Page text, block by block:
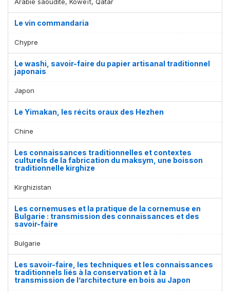
Le vin commandaria
Chypre
Le washi, savoir-faire du papier artisanal traditionnel
japonais
Japon
Le Yimakan, les récits oraux des Hezhen
Chine
Les connaissances traditionnelles et contextes
culturels de la fabrication du maksym, une boisson
traditionnelle kirghize
Kirghizistan
Les cornemuses et la pratique de la cornemuse en
Bulgarie : transmission des connaissances et des
savoir-faire
Bulgarie
Les savoir-faire, les techniques et les connaissances
traditionnels liés à la conservation et à la
transmission de l’architecture en bois au Japon